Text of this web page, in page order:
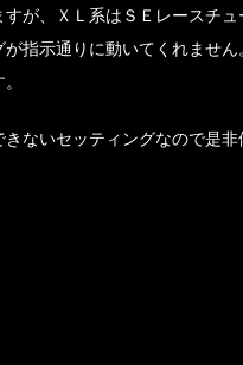
が、ＸＬ系はＳＥレースチ
指示通りに動いてくれませ
ないセッティングなので是非